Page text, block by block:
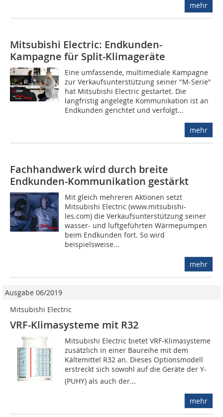
mehr
Mitsubishi Electric: Endkunden-
Kampagne für Split-Klimageräte
Eine umfassende, multimediale Kampagne
zur Verkaufsunterstützung seiner "M-Serie"
hat Mitsubishi Electric gestartet. Die
langfristig angelegte Kommunikation ist an
Endkunden gerichtet und verfolgt...
mehr
Fachhandwerk wird durch breite
Endkunden-Kommunikation gestärkt
Mit gleich mehreren Aktionen setzt
Mitsubishi Electric (www.mitsubishi-
les.com) die Verkaufsunterstützung seiner
wasser- und luftgeführten Wärmepumpen
beim Endkunden fort. So wird
beispielsweise...
mehr
Ausgabe 06/2019
Mitsubishi Electric
VRF-Klimasysteme mit R32
Mitsubishi Electric bietet VRF-Klimasysteme
zusätzlich in einer Baureihe mit dem
Kältemittel R32 an. Dieses Optionsmodell
erstreckt sich sowohl auf die Geräte der Y-
(PUHY) als auch der...
mehr